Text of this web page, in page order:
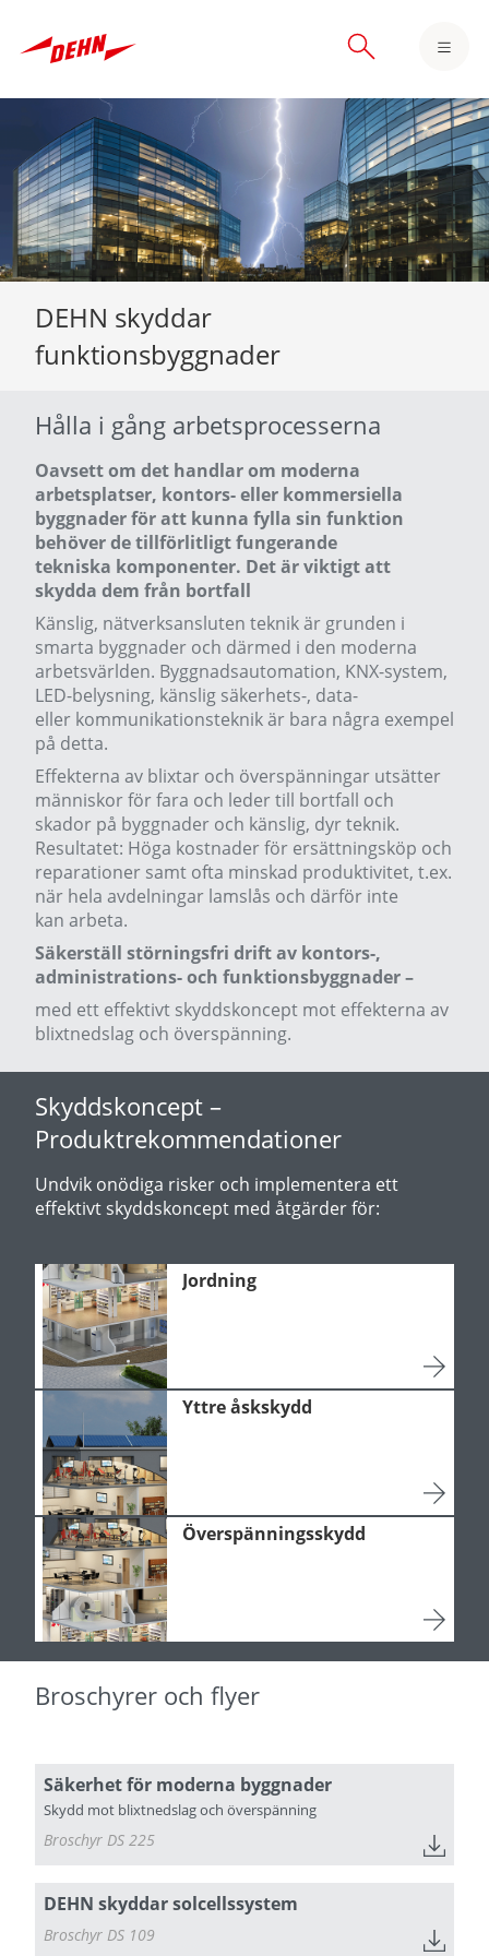
main
content
DEHN skyddar
funktionsbyggnader
Hålla i gång arbetsprocesserna
Oavsett om det handlar om moderna
arbetsplatser, kontors- eller kommersiella
byggnader för att kunna fylla sin funktion
behöver de tillförlitligt fungerande
tekniska komponenter. Det är viktigt att
skydda dem från bortfall
Känslig, nätverksansluten teknik är grunden i
smarta byggnader och därmed i den moderna
arbetsvärlden. Byggnadsautomation, KNX-system,
LED-belysning, känslig säkerhets-, data-
eller kommunikationsteknik är bara några exempel
på detta.
Effekterna av blixtar och överspänningar utsätter
människor för fara och leder till bortfall och
skador på byggnader och känslig, dyr teknik.
Resultatet: Höga kostnader för ersättningsköp och
reparationer samt ofta minskad produktivitet, t.ex.
när hela avdelningar lamslås och därför inte
kan arbeta.
Säkerställ störningsfri drift av kontors-,
administrations- och funktionsbyggnader –
med ett effektivt skyddskoncept mot effekterna av
blixtnedslag och överspänning.
Skyddskoncept –
Produktrekommendationer
Undvik onödiga risker och implementera ett
effektivt skyddskoncept med åtgärder för:
Jordning
Yttre åskskydd
Överspänningsskydd
Broschyrer och flyer
Säkerhet för moderna byggnader
Skydd mot blixtnedslag och överspänning
Broschyr DS 225
DEHN skyddar solcellssystem
Broschyr DS 109